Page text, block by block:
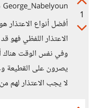
1
George_Nabelyoun
أفضل أنواع الاعتذار
الاعتذار اللفظي فهو
وفي نفس الوقت
يصرون على القطيعة
لا يجب الاعتذار لهم